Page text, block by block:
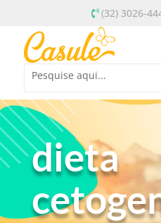
(32) 3026-
dieta